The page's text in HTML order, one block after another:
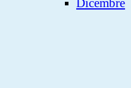
Dicembre